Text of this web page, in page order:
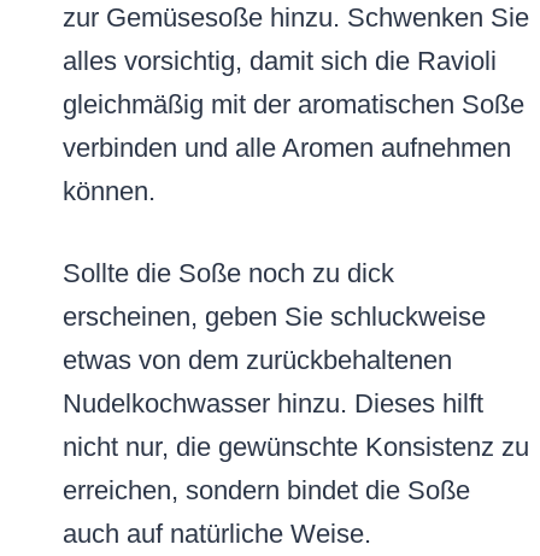
zur Gemüsesoße hinzu. Schwenken Sie
alles vorsichtig, damit sich die Ravioli
gleichmäßig mit der aromatischen Soße
verbinden und alle Aromen aufnehmen
können.
Sollte die Soße noch zu dick
erscheinen, geben Sie schluckweise
etwas von dem zurückbehaltenen
Nudelkochwasser hinzu. Dieses hilft
nicht nur, die gewünschte Konsistenz zu
erreichen, sondern bindet die Soße
auch auf natürliche Weise.